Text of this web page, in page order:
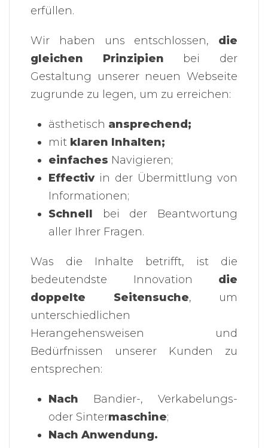
erfüllen.
Wir haben uns entschlossen, die
gleichen Prinzipien bei der
Gestaltung unserer neuen Webseite
zugrunde zu legen, um zu erreichen:
ästhetisch ansprechend;
mit klaren Inhalten;
einfaches Navigieren;
Effectiv in der Übermittlung von
Informationen;
Schnell
bei der Beantwortung
aller Ihrer Fragen.
Was die Inhalte betrifft, ist die
bedeutendste Innovation die
doppelte Seitensuche, um
unterschiedlichen
Herangehensweisen und
Bedürfnissen unserer Kunden zu
entsprechen:
Nach Bandier-, Verkabelungs-
oder Sintermaschine;
Nach Anwendung.